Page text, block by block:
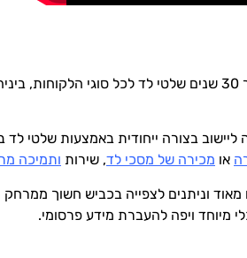
ליישוב בצורה ייחודית באמצעות שלטי
או מכירה של מסכי לד, שירות ותמיכה
מאוד וניתנים לצפייה בכביש חשוך
מיוחד ויפה להעברת מידע פרסומי.